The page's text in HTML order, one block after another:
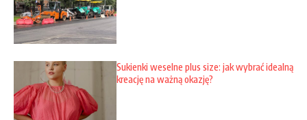
Sukienki weselne plus size: jak wybrać idealną
kreację na ważną okazję?